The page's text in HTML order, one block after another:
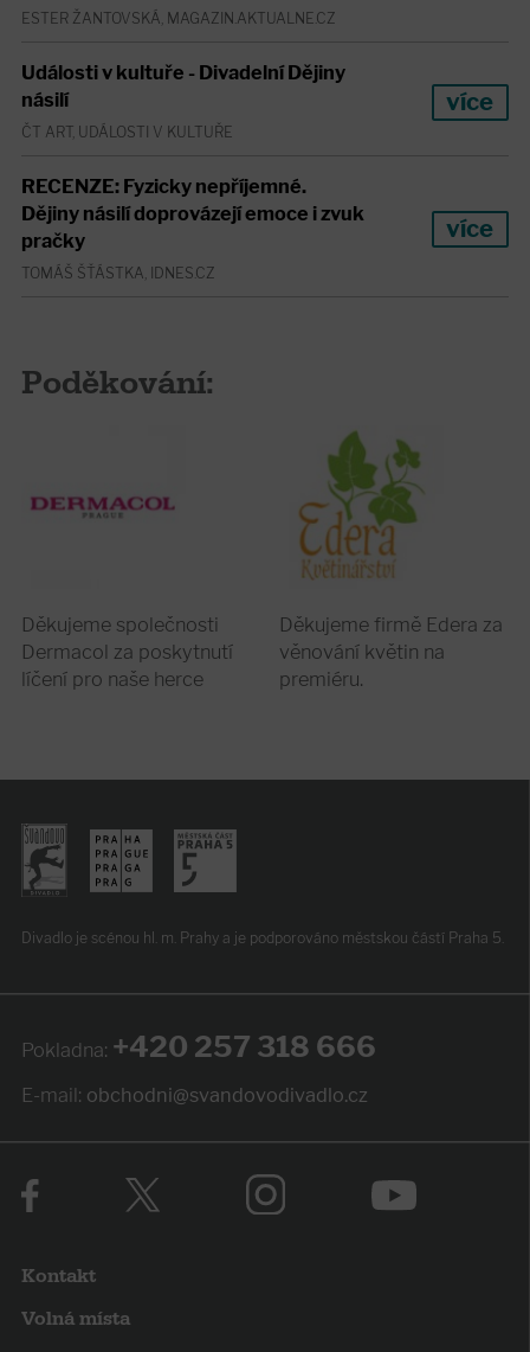
ESTER ŽANTOVSKÁ, MAGAZIN.AKTUALNE.CZ
Události v kultuře - Divadelní Dějiny
násilí
ČT ART, UDÁLOSTI V KULTUŘE
více
RECENZE: Fyzicky nepříjemné.
Dějiny násilí doprovázejí emoce i zvuk
pračky
TOMÁŠ ŠŤÁSTKA, IDNES.CZ
více
Poděkování:
Děkujeme společnosti
Dermacol za poskytnutí
líčení pro naše herce
Děkujeme firmě Edera za
věnování květin na
premiéru.
Divadlo je scénou hl. m. Prahy a je podporováno městskou částí Praha 5.
Pokladna: +420 257 318 666
E-mail: obchodni@svandovodivadlo.cz
Kontakt
Volná místa